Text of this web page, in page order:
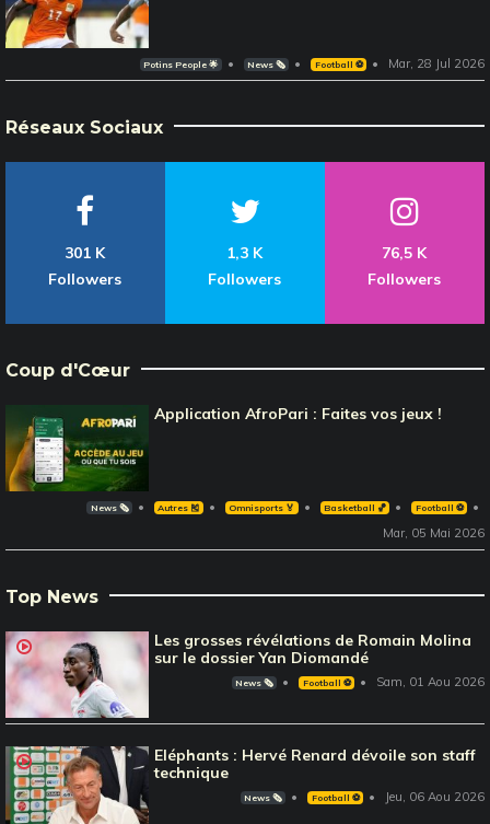
Potins People 🌟 News 🗞️ Football ⚽️ Mar, 28 Jul 2026
Réseaux Sociaux
301 K
Followers
1,3 K
Followers
76,5 K
Followers
Coup d'Cœur
Application AfroPari : Faites vos jeux !
News 🗞️ Autres 🎽 Omnisports 🏅 Basketball 🏀 Football ⚽️
Mar, 05 Mai 2026
Top News
Les grosses révélations de Romain Molina
sur le dossier Yan Diomandé
News 🗞️ Football ⚽️ Sam, 01 Aou 2026
Eléphants : Hervé Renard dévoile son staff
technique
News 🗞️ Football ⚽️ Jeu, 06 Aou 2026